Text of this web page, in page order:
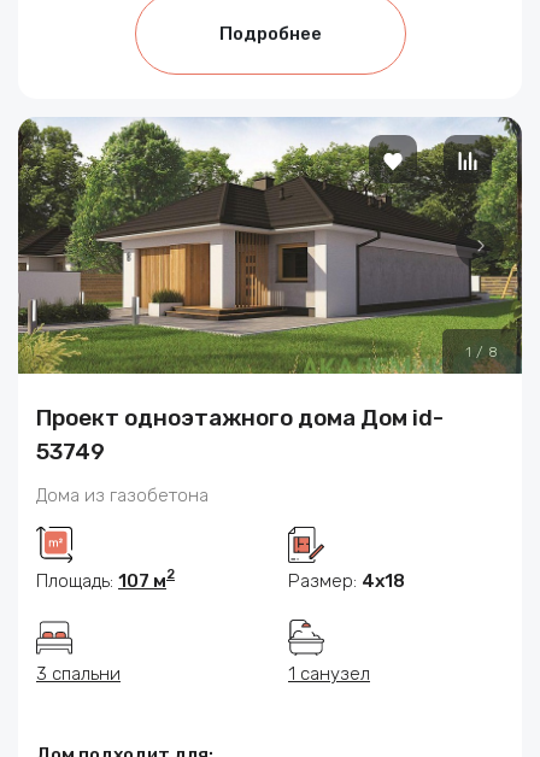
Подробнее
1 / 8
Проект одноэтажного дома Дом id-
53749
Дома из газобетона
Площадь: 107 м2 Размер: 4x18
3 спальни 1 санузел